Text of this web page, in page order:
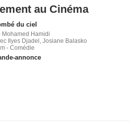
au Cinéma
du ciel
Mohamed Hamidi
Ilyes Djadel, Josiane Balasko
- Comédie
annonce